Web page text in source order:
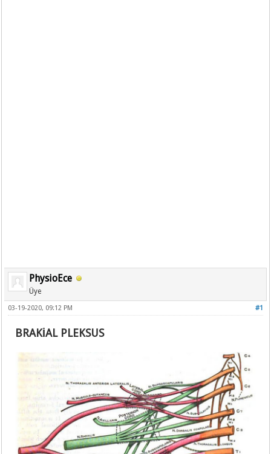
PhysioEce
Üye
#1
03-19-2020, 09:12 PM
BRAKİAL PLEKSUS